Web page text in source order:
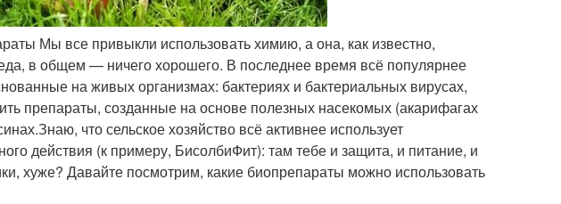
Мы все привыкли использовать химию, а она, как известно,
в общем — ничего хорошего. В последнее время всё популярнее
на живых организмах: бактериях и бактериальных вирусах,
препараты, созданные на основе полезных насекомых (акарифагах
что сельское хозяйство всё активнее использует
действия (к примеру, БисолбиФит): там тебе и защита, и питание, и
хуже? Давайте посмотрим, какие биопрепараты можно использовать